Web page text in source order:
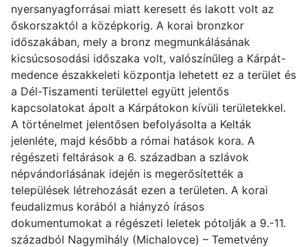
nyersanyagforrásai miatt keresett és lakott volt az
őskorszaktól a középkorig. A korai bronzkor
időszakában, mely a bronz megmunkálásának
kicsúcsosodási időszaka volt, valószínűleg a Kárpát-
medence északkeleti központja lehetett ez a terület és
a Dél-Tiszamenti területtel együtt jelentős
kapcsolatokat ápolt a Kárpátokon kívüli területekkel.
A történelmet jelentősen befolyásolta a Kelták
jelenléte, majd később a római hatások kora. A
régészeti feltárások a 6. században a szlávok
népvándorlásának idején is megerősítették a
települések létrehozását ezen a területen. A korai
feudalizmus korából a hiányzó írásos
dokumentumokat a régészeti leletek pótolják a 9.-11.
századból Nagymihály (Michalovce) – Temetvény